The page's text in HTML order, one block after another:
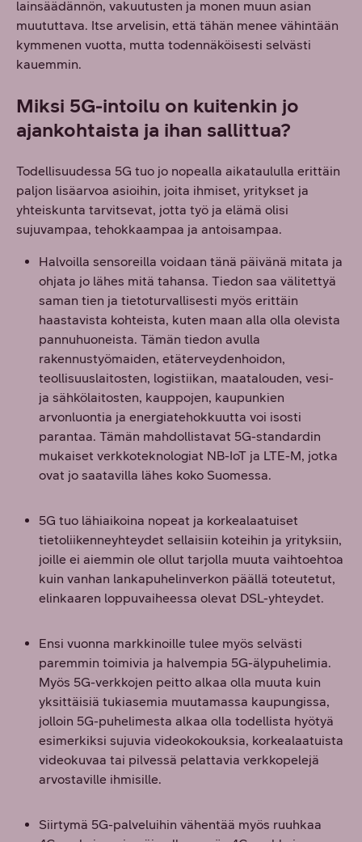
lainsäädännön, vakuutusten ja monen muun asian
muututtava. Itse arvelisin, että tähän menee vähintään
kymmenen vuotta, mutta todennäköisesti selvästi
kauemmin.
Miksi 5G-intoilu on kuitenkin jo
ajankohtaista ja ihan sallittua?
Todellisuudessa 5G tuo jo nopealla aikataululla erittäin
paljon lisäarvoa asioihin, joita ihmiset, yritykset ja
yhteiskunta tarvitsevat, jotta työ ja elämä olisi
sujuvampaa, tehokkaampaa ja antoisampaa.
Halvoilla sensoreilla voidaan tänä päivänä mitata ja
ohjata jo lähes mitä tahansa. Tiedon saa välitettyä
saman tien ja tietoturvallisesti myös erittäin
haastavista kohteista, kuten maan alla olla olevista
pannuhuoneista. Tämän tiedon avulla
rakennustyömaiden, etäterveydenhoidon,
teollisuuslaitosten, logistiikan, maatalouden, vesi-
ja sähkölaitosten, kauppojen, kaupunkien
arvonluontia ja energiatehokkuutta voi isosti
parantaa. Tämän mahdollistavat 5G-standardin
mukaiset verkkoteknologiat NB-IoT ja LTE-M, jotka
ovat jo saatavilla lähes koko Suomessa.
5G tuo lähiaikoina nopeat ja korkealaatuiset
tietoliikenneyhteydet sellaisiin koteihin ja yrityksiin,
joille ei aiemmin ole ollut tarjolla muuta vaihtoehtoa
kuin vanhan lankapuhelinverkon päällä toteutetut,
elinkaaren loppuvaiheessa olevat DSL-yhteydet.
Ensi vuonna markkinoille tulee myös selvästi
paremmin toimivia ja halvempia 5G-älypuhelimia.
Myös 5G-verkkojen peitto alkaa olla muuta kuin
yksittäisiä tukiasemia muutamassa kaupungissa,
jolloin 5G-puhelimesta alkaa olla todellista hyötyä
esimerkiksi sujuvia videokokouksia, korkealaatuista
videokuvaa tai pilvessä pelattavia verkkopelejä
arvostaville ihmisille.
Siirtymä 5G-palveluihin vähentää myös ruuhkaa